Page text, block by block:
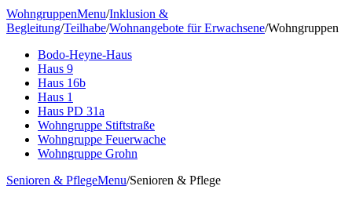
WohngruppenMenu/Inklusion &
Begleitung/Teilhabe/Wohnangebote für Erwachsene/Wohngruppen
Bodo-Heyne-Haus
Haus 9
Haus 16b
Haus 1
Haus PD 31a
Wohngruppe Stiftstraße
Wohngruppe Feuerwache
Wohngruppe Grohn
Senioren & PflegeMenu/Senioren & Pflege